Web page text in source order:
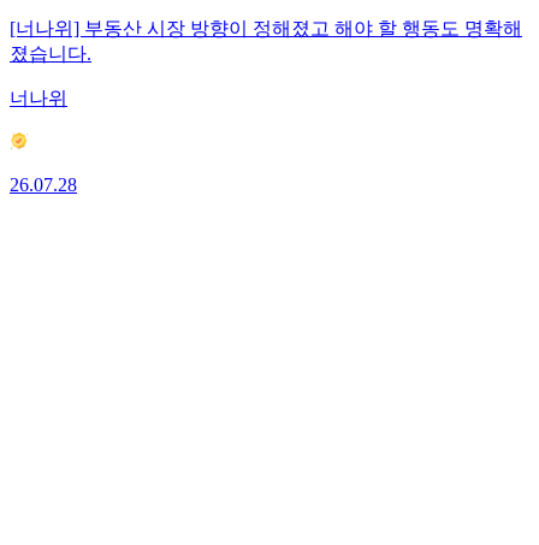
[너나위] 부동산 시장 방향이 정해졌고 해야 할 행동도 명확해
졌습니다.
너나위
26.07.28